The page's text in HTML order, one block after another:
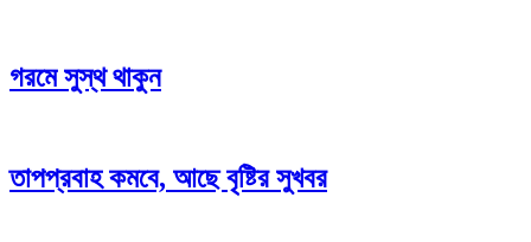
গরমে সুস্থ থাকুন
তাপপ্রবাহ কমবে, আছে বৃষ্টির সুখবর